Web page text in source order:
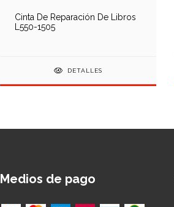
Cinta De Reparación De Libros
L550-1505
DETALLES
Medios de pago